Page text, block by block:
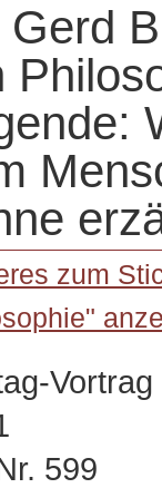
Gerd
zum
599